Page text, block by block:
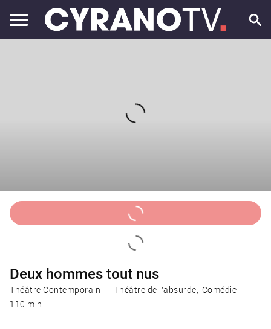
Deux hommes tout nus
Théâtre Contemporain Théâtre de l'absurde Comédie
110 min